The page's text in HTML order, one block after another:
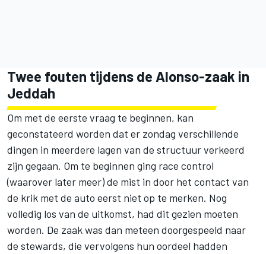
Twee fouten tijdens de Alonso-zaak in
Jeddah
Om met de eerste vraag te beginnen, kan
geconstateerd worden dat er zondag verschillende
dingen in meerdere lagen van de structuur verkeerd
zijn gegaan. Om te beginnen ging race control
(waarover later meer) de mist in door het contact van
de krik met de auto eerst niet op te merken. Nog
volledig los van de uitkomst, had dit gezien moeten
worden. De zaak was dan meteen doorgespeeld naar
de stewards, die vervolgens hun oordeel hadden